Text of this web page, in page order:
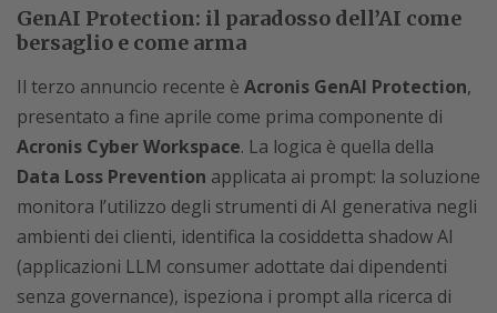
GenAI Protection: il paradosso dell’AI come
bersaglio e come arma
Il terzo annuncio recente è Acronis GenAI Protection,
presentato a fine aprile come prima componente di
Acronis Cyber Workspace. La logica è quella della
Data Loss Prevention applicata ai prompt: la soluzione
monitora l’utilizzo degli strumenti di AI generativa negli
ambienti dei clienti, identifica la cosiddetta shadow AI
(applicazioni LLM consumer adottate dai dipendenti
senza governance), ispeziona i prompt alla ricerca di